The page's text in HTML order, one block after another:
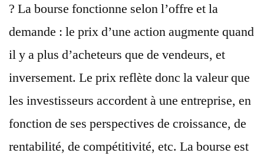
? La bourse fonctionne selon l’offre et la
demande : le prix d’une action augmente quand
il y a plus d’acheteurs que de vendeurs, et
inversement. Le prix reflète donc la valeur que
les investisseurs accordent à une entreprise, en
fonction de ses perspectives de croissance, de
rentabilité, de compétitivité, etc. La bourse est